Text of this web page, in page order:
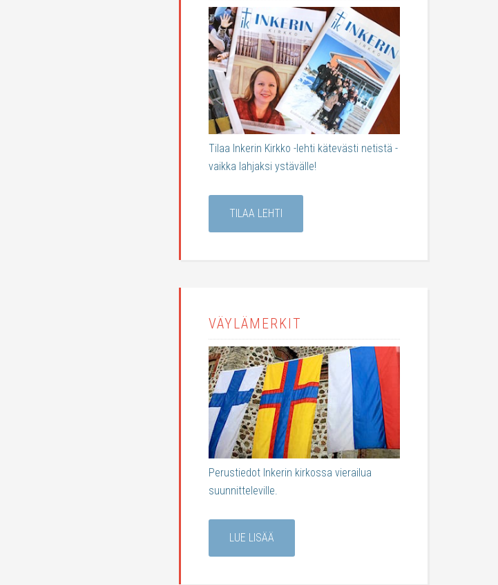
Tilaa Inkerin Kirkko -lehti kätevästi netistä -
vaikka lahjaksi ystävälle!
TILAA LEHTI
VÄYLÄMERKIT
Perustiedot Inkerin kirkossa vierailua
suunnitteleville.
LUE LISÄÄ